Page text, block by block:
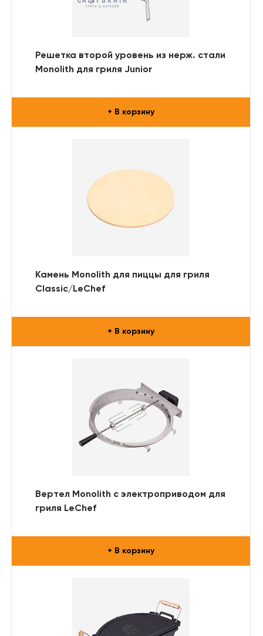
Решетка второй уровень из нерж. стали
Monolith для гриля Junior
+ В корзину
Камень Monolith для пиццы для гриля
Classic/LeChef
+ В корзину
Вертел Monolith с электроприводом для
гриля LeChef
+ В корзину